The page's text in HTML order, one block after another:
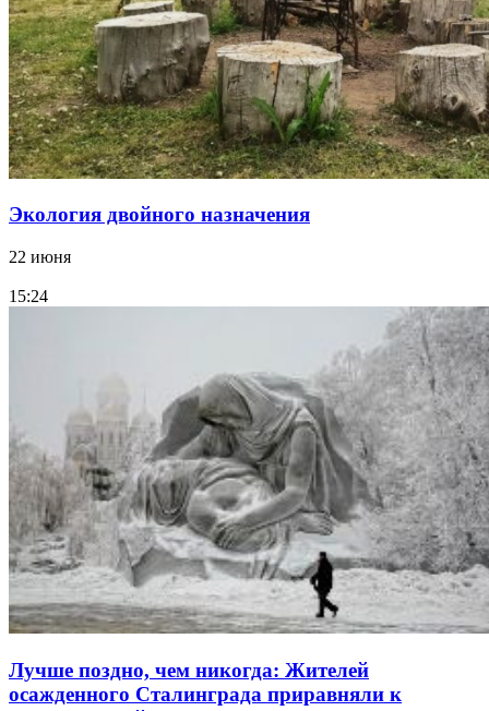
Экология двойного назначения
22 июня
15:24
Лучше поздно, чем никогда: Жителей
осажденного Сталинграда приравняли к